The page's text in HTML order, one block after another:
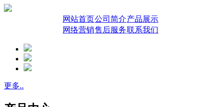
网站首页公司简介产品展示
网络营销售后服务联系我们
更多..